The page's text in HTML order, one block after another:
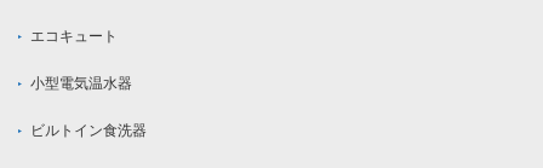
エコキュート
小型電気温水器
ビルトイン食洗器